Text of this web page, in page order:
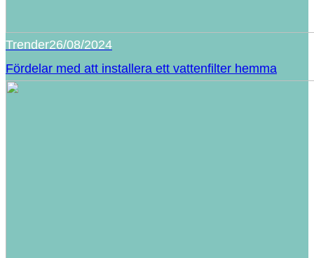
Trender26/08/2024
Fördelar med att installera ett vattenfilter hemma